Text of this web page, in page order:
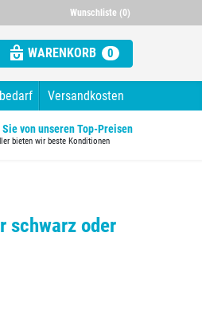
Wunschliste (0)
Alle Rechnung mit ausgewiesener
WARENKORB 0
Versandkosten
von unseren Top-Preisen
bieten wir beste Konditionen
schwarz oder